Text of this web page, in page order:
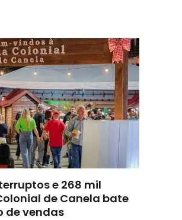
e 268 mil
de Canela bate
de vendas